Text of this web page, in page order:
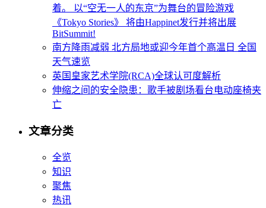
着。 以“空无一人的东京”为舞台的冒险游戏
《Tokyo Stories》 将由Happinet发行并将出展
BitSummit!
南方降雨减弱 北方局地或迎今年首个高温日 全国
天气速览
英国皇家艺术学院(RCA)全球认可度解析
伸缩之间的安全隐患：歌手被剧场看台电动座椅夹
亡
文章分类
全览
知识
聚焦
热讯